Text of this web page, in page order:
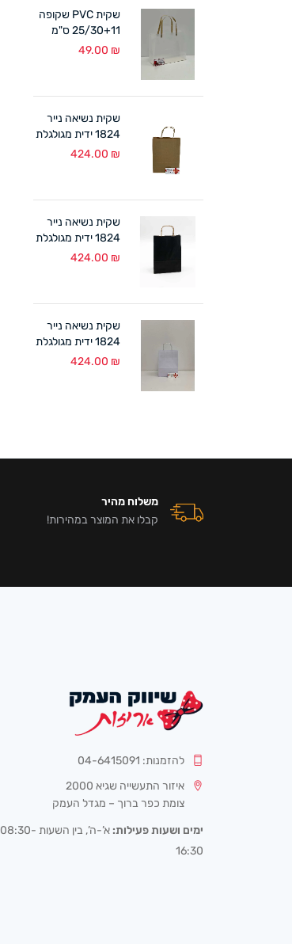
שקית PVC שקופה
25/30+11 ס"מ
49.00 ₪
שקית נשיאה נייר
1824 ידית מגולגלת
טבעי (300 יח')424.00 ₪
שקית נשיאה נייר
1824 ידית מגולגלת
שחור (300 יח')424.00 ₪
שקית נשיאה נייר
1824 ידית מגולגלת
לבן (300 יח')424.00 ₪
משלוח מהיר
קבלו את המוצר במהירות!
להזמנות: 04-6415091
איזור התעשייה שגיא 2000
צומת כפר ברוך – מגדל העמק
ימים ושעות פעילות:
א’-ה’, בין השעות 08:30-
16:30